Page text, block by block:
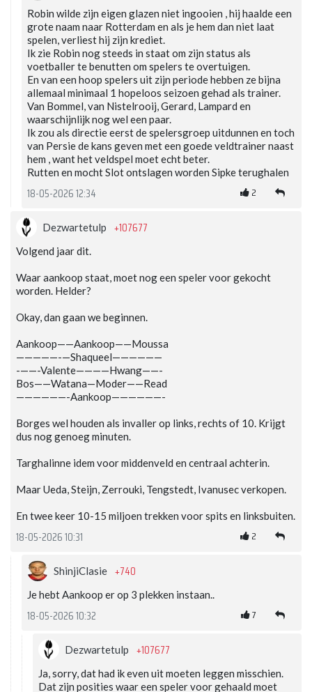
Robin wilde zijn eigen glazen niet ingooien , hij haalde een
grote naam naar Rotterdam en als je hem dan niet laat
spelen, verliest hij zijn krediet.
Ik zie Robin nog steeds in staat om zijn status als
voetballer te benutten om spelers te overtuigen.
En van een hoop spelers uit zijn periode hebben ze bijna
allemaal minimaal 1 hopeloos seizoen gehad als trainer.
Van Bommel, van Nistelrooij, Gerard, Lampard en
waarschijnlijk nog wel een paar.
Ik zou als directie eerst de spelersgroep uitdunnen en toch
van Persie de kans geven met een goede veldtrainer naast
hem , want het veldspel moet echt beter.
Rutten en mocht Slot ontslagen worden Sipke terughalen
18-05-2026 12:34 2
Dezwartetulp +107677
Volgend jaar dit.
Waar aankoop staat, moet nog een speler voor gekocht
worden. Helder?
Okay, dan gaan we beginnen.
Aankoop——Aankoop——Moussa
—————-—Shaqueel——————
-——-Valente————Hwang——-
Bos——Watana—Moder——Read
——————-Aankoop——————-
Borges wel houden als invaller op links, rechts of 10. Krijgt
dus nog genoeg minuten.
Targhalinne idem voor middenveld en centraal achterin.
Maar Ueda, Steijn, Zerrouki, Tengstedt, Ivanusec verkopen.
En twee keer 10-15 miljoen trekken voor spits en linksbuiten.
18-05-2026 10:31 2
ShinjiClasie +740
Je hebt Aankoop er op 3 plekken instaan..
18-05-2026 10:32 7
Dezwartetulp +107677
Ja, sorry, dat had ik even uit moeten leggen misschien.
Dat zijn posities waar een speler voor gehaald moet